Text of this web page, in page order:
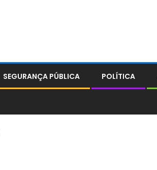
SEGURANÇA PÚBLICA POLÍTICA